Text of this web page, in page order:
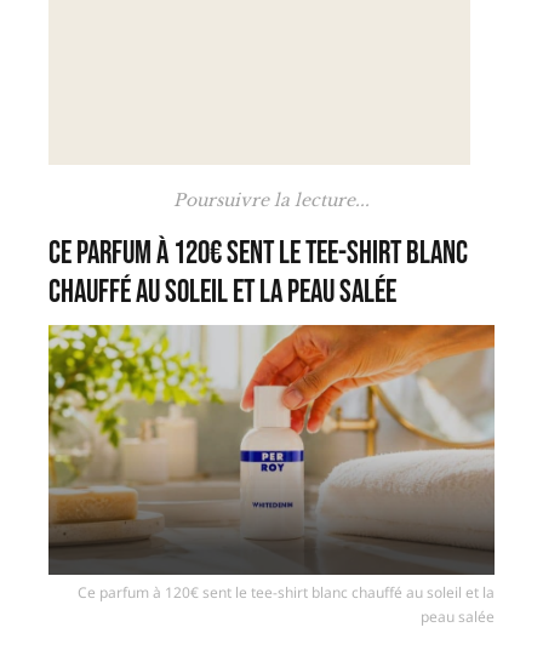
Poursuivre la lecture...
Ce parfum à 120€ sent le tee-shirt blanc
chauffé au soleil et la peau salée
Ce parfum à 120€ sent le tee-shirt blanc chauffé au soleil et la
peau salée